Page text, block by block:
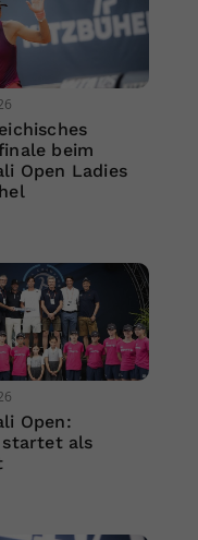
beim
Open Ladies
Open:
als